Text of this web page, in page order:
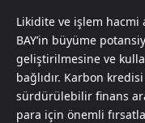
Likidite ve işlem hacmi
BAY’in büyüme
geliştirilmesine ve
bağlıdır. Karbon
sürdürülebilir finans
para için önemli